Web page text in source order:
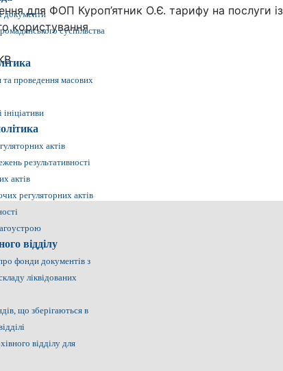
документи
суспільства
та проведення масових
актів
результативності
актів
регуляторних актів
відділу
фонди документів з
ліквідованих
що зберігаються в
відділу для
для ФОП Куроп’ятник О.Є. тарифу на послуги
користування